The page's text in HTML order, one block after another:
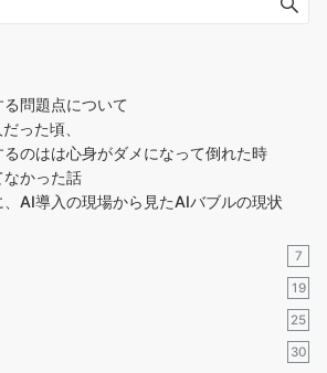
問題点について
った頃、
のはは心身がダメになって倒れた時
かった話
AI導入の現場から見たAIバブルの現状
7
19
25
30